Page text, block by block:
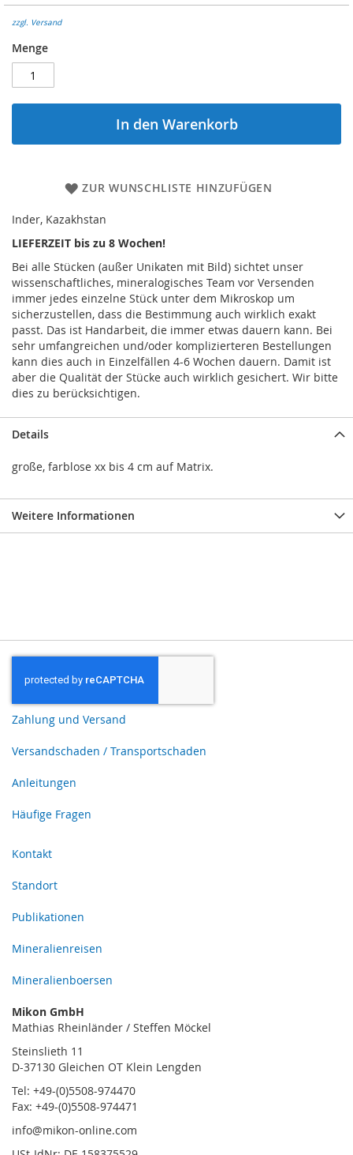
zzgl. Versand
Menge
In den Warenkorb
ZUR WUNSCHLISTE HINZUFÜGEN
Inder, Kazakhstan
LIEFERZEIT bis zu 8 Wochen!
Bei alle Stücken (außer Unikaten mit Bild) sichtet unser
wissenschaftliches, mineralogisches Team vor Versenden
immer jedes einzelne Stück unter dem Mikroskop um
sicherzustellen, dass die Bestimmung auch wirklich exakt
passt. Das ist Handarbeit, die immer etwas dauern kann. Bei
sehr umfangreichen und/oder komplizierteren Bestellungen
kann dies auch in Einzelfällen 4-6 Wochen dauern. Damit ist
aber die Qualität der Stücke auch wirklich gesichert. Wir bitte
dies zu berücksichtigen.
Details
große, farblose xx bis 4 cm auf Matrix.
Weitere Informationen
Zahlung und Versand
Versandschaden / Transportschaden
Anleitungen
Häufige Fragen
Kontakt
Standort
Publikationen
Mineralienreisen
Mineralienboersen
Mikon GmbH
Mathias Rheinländer / Steffen Möckel
Steinslieth 11
D-37130 Gleichen OT Klein Lengden
Tel: +49-(0)5508-974470
Fax: +49-(0)5508-974471
info@mikon-online.com